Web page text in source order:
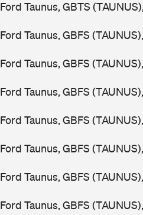
Ford Taunus, GBTS
Ford Taunus, GBFS
Ford Taunus, GBFS
Ford Taunus, GBFS
Ford Taunus, GBFS
Ford Taunus, GBFS
Ford Taunus, GBFS
Ford Taunus, GBFS